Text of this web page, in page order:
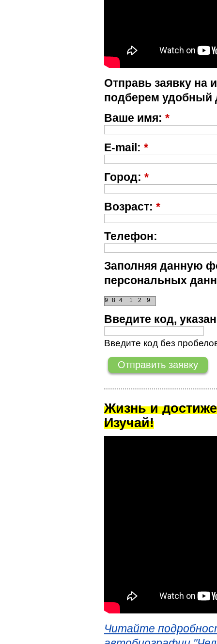
Отправь заявку на
подберем удобный
Ваше имя: *
E-mail: *
Город: *
Возраст: *
Телефон:
Заполняя данную
персональных
9 8 4 2
1 9
Введите код,
Введите код без
Жизнь и
Изучай!
Читайте